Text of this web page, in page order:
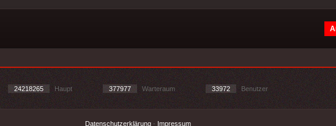
24218265 Haupt 377977 Warteraum 33972 Benutzer
Datenschutzerklärung- Impressum